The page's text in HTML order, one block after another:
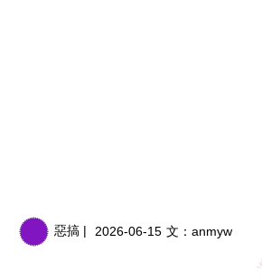
惡搞 | 2026-06-15 文： anmyw